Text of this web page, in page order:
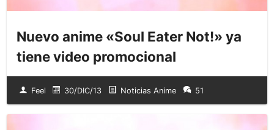
Nuevo anime «Soul Eater Not!» ya
tiene video promocional
Feel 30/DIC/13 Noticias Anime 51